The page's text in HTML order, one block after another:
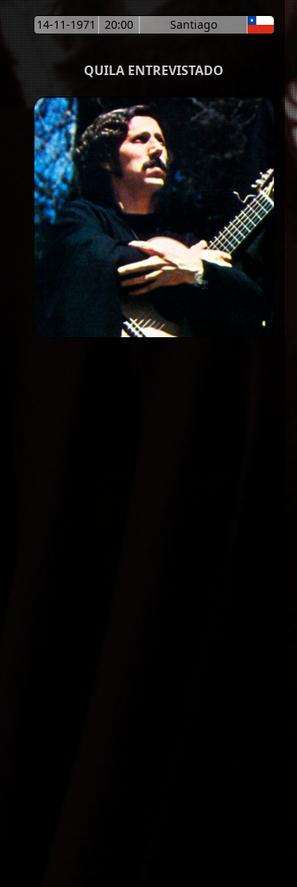
14-11-1971 20:00 Santiago
QUILA ENTREVISTADO